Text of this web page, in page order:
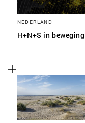
NEDERLAND
H+N+S in beweging